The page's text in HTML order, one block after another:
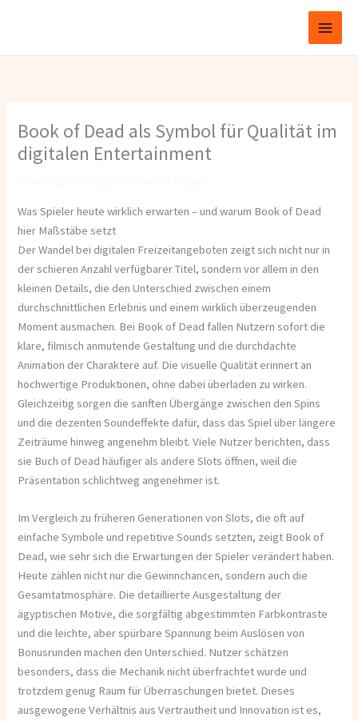
Book of Dead als Symbol für Qualität im
digitalen Entertainment
Was Spieler heute wirklich erwarten – und warum Book of Dead
hier Maßstäbe setzt
Der Wandel bei digitalen Freizeitangeboten zeigt sich nicht nur in
der schieren Anzahl verfügbarer Titel, sondern vor allem in den
kleinen Details, die den Unterschied zwischen einem
durchschnittlichen Erlebnis und einem wirklich überzeugenden
Moment ausmachen. Bei Book of Dead fallen Nutzern sofort die
klare, filmisch anmutende Gestaltung und die durchdachte
Animation der Charaktere auf. Die visuelle Qualität erinnert an
hochwertige Produktionen, ohne dabei überladen zu wirken.
Gleichzeitig sorgen die sanften Übergänge zwischen den Spins
und die dezenten Soundeffekte dafür, dass das Spiel über längere
Zeiträume hinweg angenehm bleibt. Viele Nutzer berichten, dass
sie Buch of Dead häufiger als andere Slots öffnen, weil die
Präsentation schlichtweg angenehmer ist.
Im Vergleich zu früheren Generationen von Slots, die oft auf
einfache Symbole und repetitive Sounds setzten, zeigt Book of
Dead, wie sehr sich die Erwartungen der Spieler verändert haben.
Heute zählen nicht nur die Gewinnchancen, sondern auch die
Gesamtatmosphäre. Die detaillierte Ausgestaltung der
ägyptischen Motive, die sorgfältig abgestimmten Farbkontraste
und die leichte, aber spürbare Spannung beim Auslösen von
Bonusrunden machen den Unterschied. Nutzer schätzen
besonders, dass die Mechanik nicht überfrachtet wurde und
trotzdem genug Raum für Überraschungen bietet. Dieses
ausgewogene Verhältnis aus Vertrautheit und Innovation ist es,